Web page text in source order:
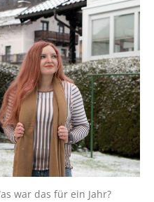
war das für ein Jahr?